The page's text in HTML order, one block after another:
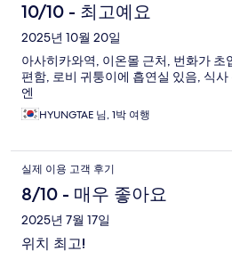
10/10 - 최고예요
2025년 10월 20일
아사히카와역, 이온몰 근처, 번화가 초
편함, 로비 귀퉁이에 흡연실 있음, 식
엔
HYUNGTAE 님, 1박 여행
실제 이용 고객 후기
8/10 - 매우 좋아요
2025년 7월 17일
위치 최고!